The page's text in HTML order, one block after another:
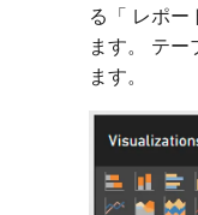
る「​ レポー
ます。 テ
ます。